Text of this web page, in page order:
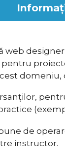
web
de
instructor.